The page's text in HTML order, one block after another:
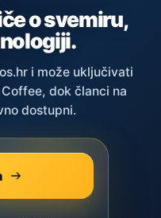
o svemiru,
i može uključivati
dok članci na
dostupni.